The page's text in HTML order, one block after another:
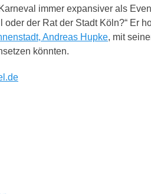
immer expansiver als
der Rat der Stadt Köln?“ Er
Andreas Hupke, mit
könnten.